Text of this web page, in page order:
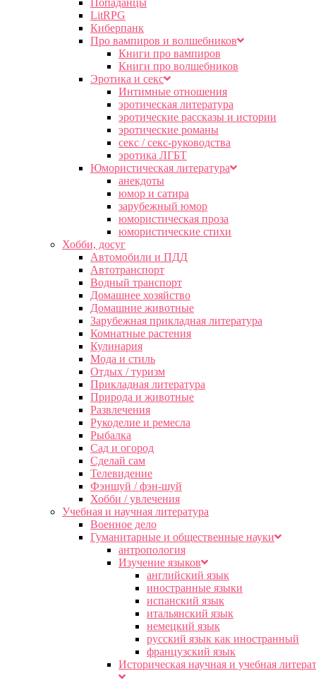
Попаданцы
LitRPG
Киберпанк
Про вампиров и волшебников
Книги про вампиров
Книги про волшебников
Эротика и секс
Интимные отношения
эротическая литература
эротические рассказы и истории
эротические романы
секс / секс-руководства
эротика ЛГБТ
Юмористическая литература
анекдоты
юмор и сатира
зарубежный юмор
юмористическая проза
юмористические стихи
Хобби, досуг
Автомобили и ПДД
Автотранспорт
Водный транспорт
Домашнее хозяйство
Домашние животные
Зарубежная прикладная литература
Комнатные растения
Кулинария
Мода и стиль
Отдых / туризм
Прикладная литература
Природа и животные
Развлечения
Рукоделие и ремесла
Рыбалка
Сад и огород
Сделай сам
Телевидение
Фэншуй / фэн-шуй
Хобби / увлечения
Учебная и научная литература
Военное дело
Гуманитарные и общественные науки
антропология
Изучение языков
английский язык
иностранные языки
испанский язык
итальянский язык
немецкий язык
русский язык как иностранный
французский язык
Историческая научная и учебная